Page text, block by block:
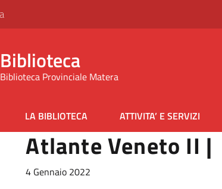
Biblioteca
Biblioteca Provinciale Matera
LA BIBLIOTECA ATTIVITA’ E SERVIZI
Atlante Veneto II |
4 Gennaio 2022